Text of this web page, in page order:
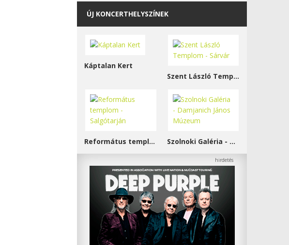
ÚJ KONCERTHELYSZÍNEK
Káptalan Kert
Szent László Templom - Sárvár
Református templom - Salgótarján Szolnoki Galéria - Damjanich János Múzeum